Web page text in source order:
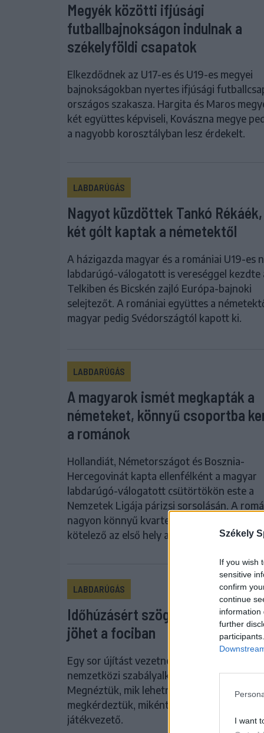
Székely
If you wish
sensitive
confirm
continue
information
further
I want
Megyék közötti ifjúsági
futballbajnokságon indulnak a
székelyföldi csapatok
Elkezdődnek az U17-es és U19-es megyei
bajnokságokban nyertes ifjúsági
országos szakasza. Hargita és Maros
két együttes képviseli, Kovászna megye
a nagyobb korosztályban lesz érdekelt.
LABDARÚGÁS
Nagyot küzdöttek Tankó
két gólt kaptak a németektől
A házigazda magyar és a romániai U19-es
labdarúgó-válogatott is vereséggel kezdte
Telkiben és Bicskén zajló Európa-bajnoki
selejtezőt. A romániai együttes a
magyar pedig Svédországtól kapott ki.
LABDARÚGÁS
A magyarok ismét megkapták a
németeket, könnyű csoportba
a románok
Hollandiát, Németországot és Bosznia-
Hercegovinát kapta ellenfélként a magyar
labdarúgó-válogatott csütörtökön este a
Nemzetek Ligája párizsi sorsolásán. A
nagyon könnyű kvartettbe kerültek,
kötelező az első hely a C divízióban.
LABDARÚGÁS
Időhúzásért szöglet, tízperces
jöhet a fociban
Egy sor újítást vezetne be a labdarúgás
nemzetközi szabályalkotó testülete (IFAB).
Megnéztük, mik lehetnek a változtatások,
megkérdeztük, miként látja ezeket egy
játékvezető.